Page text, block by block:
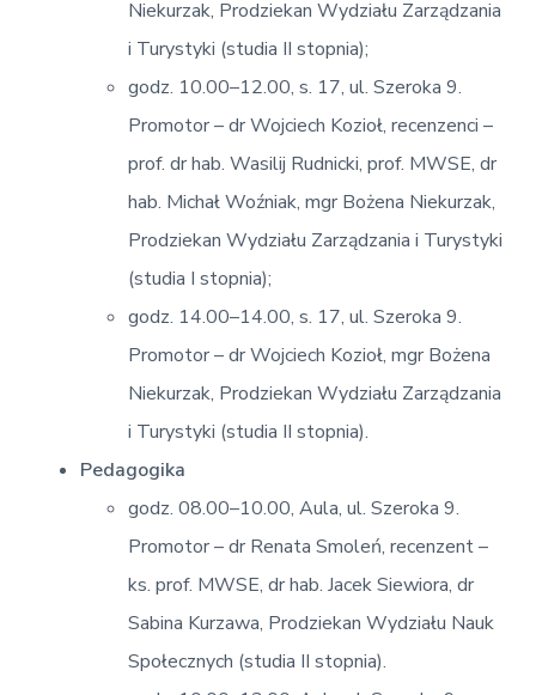
Niekurzak, Prodziekan Wydziału Zarządzania
i Turystyki (studia II stopnia);
godz. 10.00–12.00, s. 17, ul. Szeroka 9.
Promotor – dr Wojciech Kozioł, recenzenci –
prof. dr hab. Wasilij Rudnicki, prof. MWSE, dr
hab. Michał Woźniak, mgr Bożena Niekurzak,
Prodziekan Wydziału Zarządzania i Turystyki
(studia I stopnia);
godz. 14.00–14.00, s. 17, ul. Szeroka 9.
Promotor – dr Wojciech Kozioł, mgr Bożena
Niekurzak, Prodziekan Wydziału Zarządzania
i Turystyki (studia II stopnia).
Pedagogika
godz. 08.00–10.00, Aula, ul. Szeroka 9.
Promotor – dr Renata Smoleń, recenzent –
ks. prof. MWSE, dr hab. Jacek Siewiora, dr
Sabina Kurzawa, Prodziekan Wydziału Nauk
Społecznych (studia II stopnia).